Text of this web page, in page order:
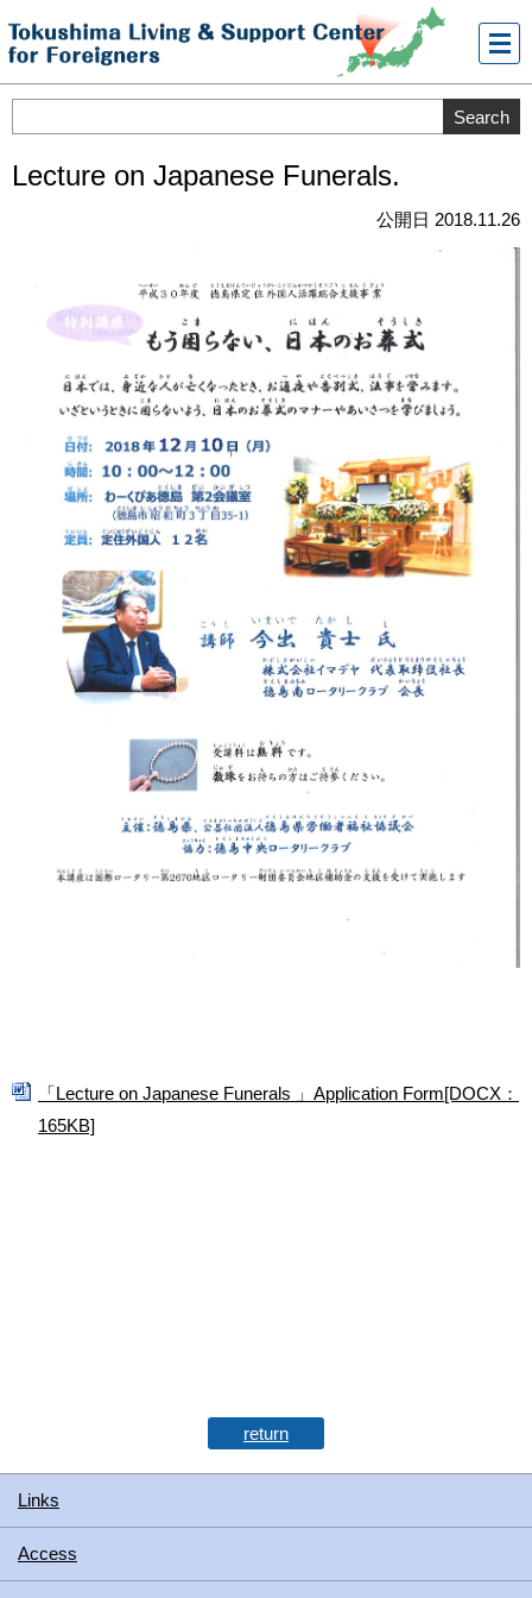
メニ
ュー
Lecture on Japanese Funerals.
公開日 2018.11.26
「Lecture on Japanese Funerals 」Application Form[DOCX：
165KB]
return
Links
Access